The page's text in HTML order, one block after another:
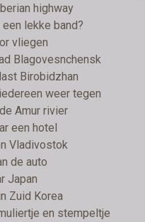
highway
lekke band?
vliegen
Blagovesnchensk
Birobidzhan
weer tegen
Amur rivier
een hotel
Vladivostok
de auto
Japan
Zuid Korea
en stempeltje